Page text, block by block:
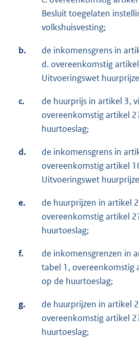
Besluit toegelaten
volkshuisvesting;
b.
de inkomensgrens in
d. overeenkomstig
Uitvoeringswet
c.
de huurprijs in artikel 3,
overeenkomstig artikel
huurtoeslag;
d.
de inkomensgrens in
overeenkomstig artikel
Uitvoeringswet
e.
de huurprijzen in artikel
overeenkomstig artikel
huurtoeslag;
f.
de inkomensgrenzen in
tabel 1, overeenkomstig
op de huurtoeslag;
g.
de huurprijzen in artikel
overeenkomstig artikel
huurtoeslag;